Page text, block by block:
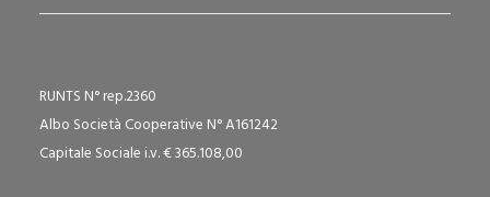
RUNTS N° rep.2360
Albo Società Cooperative N° A161242
Capitale Sociale i.v. € 365.108,00